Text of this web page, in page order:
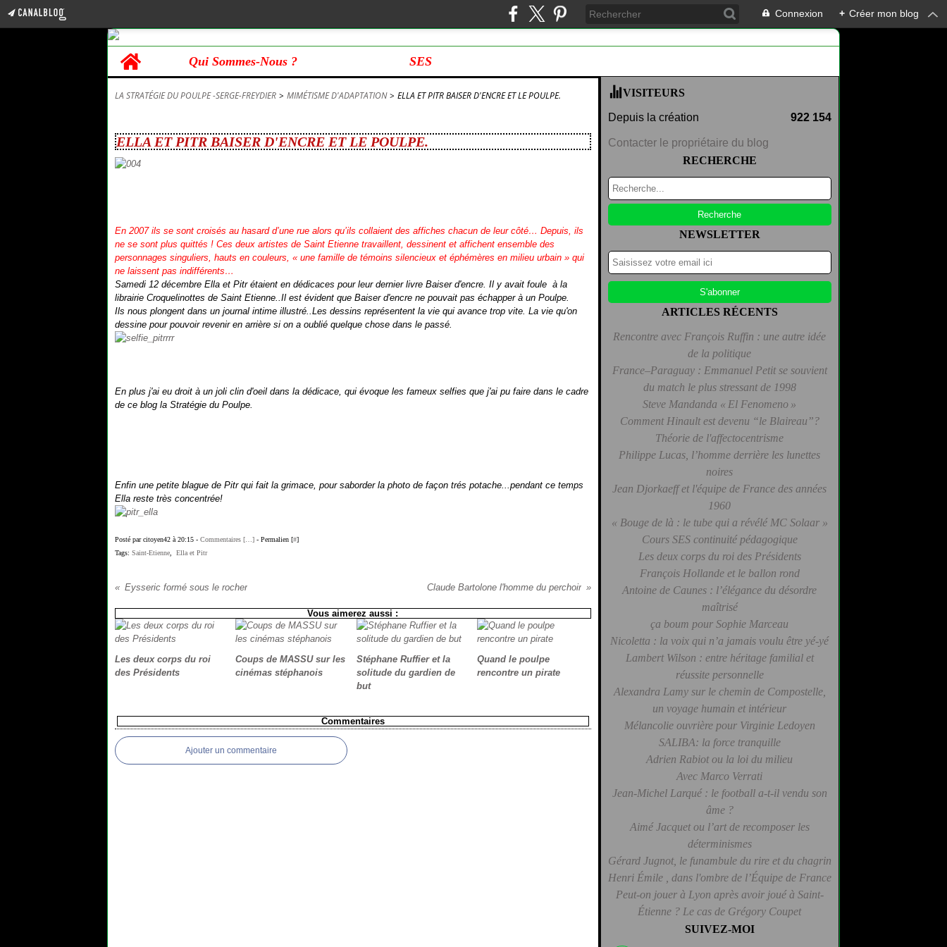
Connexion + Créer mon blog
Home
Qui Sommes-Nous ? SES
LA STRATÉGIE DU POULPE -SERGE-FREYDIER > MIMÉTISME D'ADAPTATION > ELLA ET PITR BAISER D'ENCRE ET LE POULPE.
ELLA ET PITR BAISER D'ENCRE ET LE POULPE.
En 2007 ils se sont croisés au hasard d’une rue alors qu’ils collaient des affiches chacun de leur côté… Depuis, ils
ne se sont plus quittés ! Ces deux artistes de Saint Etienne travaillent, dessinent et affichent ensemble des
personnages singuliers, hauts en couleurs, « une famille de témoins silencieux et éphémères en milieu urbain » qui
ne laissent pas indifférents…
Samedi 12 décembre Ella et Pitr étaient en dédicaces pour leur dernier livre Baiser d'encre. Il y avait foule à la
librairie Croquelinottes de Saint Etienne..Il est évident que Baiser d'encre ne pouvait pas échapper à un Poulpe.
Ils nous plongent dans un journal intime illustré..Les dessins représentent la vie qui avance trop vite. La vie qu'on
dessine pour pouvoir revenir en arrière si on a oublié quelque chose dans le passé.
En plus j'ai eu droit à un joli clin d'oeil dans la dédicace, qui évoque les fameux selfies que j'ai pu faire dans le cadre
de ce blog la Stratégie du Poulpe.
Enfin une petite blague de Pitr qui fait la grimace, pour saborder la photo de façon trés potache...pendant ce temps
Ella reste très concentrée!
Posté par citoyen42 à 20:15 - Commentaires [ ] - Permalien [#]
Tags: Saint-Etienne Ella et Pitr
Eysseric formé sous le rocher Claude Bartolone l'homme du perchoir
Vous aimerez aussi :
Les deux corps du roi
des Présidents
Coups de MASSU sur les
cinémas stéphanois
Stéphane Ruffier et la
solitude du gardien de
but
Quand le poulpe
rencontre un pirate
Commentaires
Ajouter un commentaire
VISITEURS
Depuis la création 922 154
Contacter le propriétaire du blog
RECHERCHE
NEWSLETTER
ARTICLES RÉCENTS
Rencontre avec François Ruffin : une autre idée
de la politique
France–Paraguay : Emmanuel Petit se souvient
du match le plus stressant de 1998
Steve Mandanda « El Fenomeno »
Comment Hinault est devenu “le Blaireau”?
Théorie de l'affectocentrisme
Philippe Lucas, l’homme derrière les lunettes
noires
Jean Djorkaeff et l'équipe de France des années
1960
« Bouge de là : le tube qui a révélé MC Solaar »
Cours SES continuité pédagogique
Les deux corps du roi des Présidents
François Hollande et le ballon rond
Antoine de Caunes : l’élégance du désordre
maîtrisé
ça boum pour Sophie Marceau
Nicoletta : la voix qui n’a jamais voulu être yé-yé
Lambert Wilson : entre héritage familial et
réussite personnelle
Alexandra Lamy sur le chemin de Compostelle,
un voyage humain et intérieur
Mélancolie ouvrière pour Virginie Ledoyen
SALIBA: la force tranquille
Adrien Rabiot ou la loi du milieu
Avec Marco Verrati
Jean-Michel Larqué : le football a-t-il vendu son
âme ?
Aimé Jacquet ou l’art de recomposer les
déterminismes
Gérard Jugnot, le funambule du rire et du chagrin
Henri Émile , dans l'ombre de l’Équipe de France
Peut-on jouer à Lyon après avoir joué à Saint-
Étienne ? Le cas de Grégory Coupet
SUIVEZ-MOI